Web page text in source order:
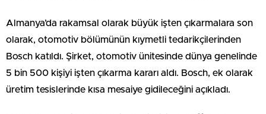
Almanya’da rakamsal olarak büyük işten çıkarmalara son
olarak, otomotiv bölümünün kıymetli tedarikçilerinden
Bosch katıldı. Şirket, otomotiv ünitesinde dünya genelinde
5 bin 500 kişiyi işten çıkarma kararı aldı. Bosch, ek olarak
üretim tesislerinde kısa mesaiye gidileceğini açıkladı.